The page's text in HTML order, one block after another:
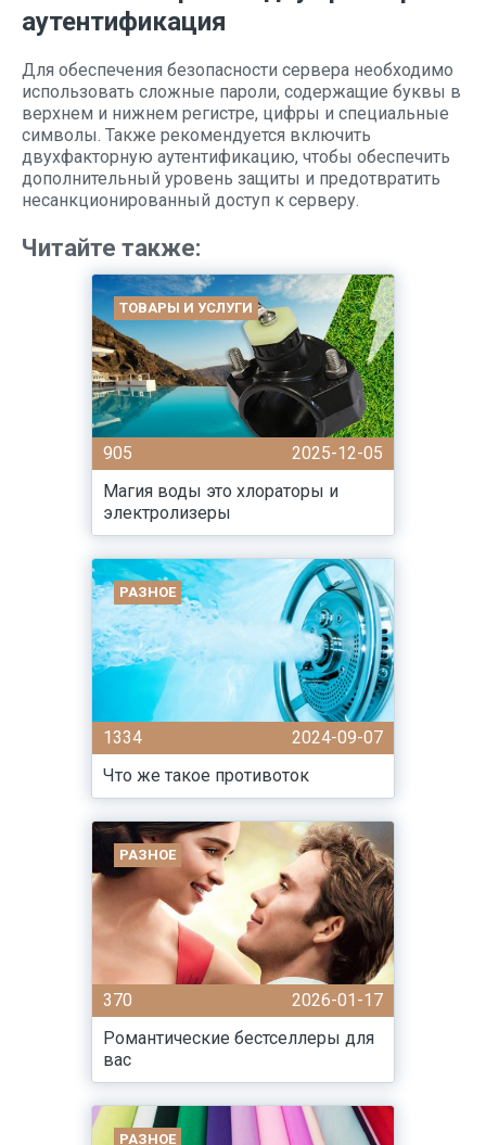
аутентификация
Для обеспечения безопасности сервера необходимо
использовать сложные пароли, содержащие буквы в
верхнем и нижнем регистре, цифры и специальные
символы. Также рекомендуется включить
двухфакторную аутентификацию, чтобы обеспечить
дополнительный уровень защиты и предотвратить
несанкционированный доступ к серверу.
Читайте также:
ТОВАРЫ И УСЛУГИ
905
2025-12-05
Магия воды это хлораторы и
электролизеры
РАЗНОЕ
1334
2024-09-07
Что же такое противоток
РАЗНОЕ
370
2026-01-17
Романтические бестселлеры для
вас
РАЗНОЕ